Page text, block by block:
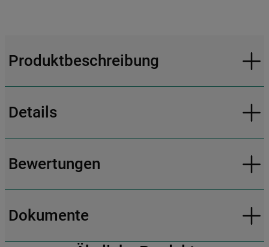
Produktbeschreibung
Details
Bewertungen
Dokumente